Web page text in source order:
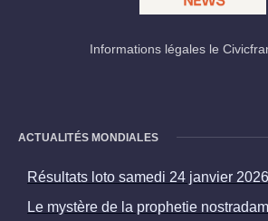
Informations légales le
ACTUALITÉS MONDIALES
Résultats loto samedi 24 janvier
Le mystère de la prophetie